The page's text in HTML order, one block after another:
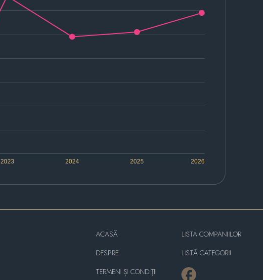
2023 2024 2025 2026
ACASĂ
DESPRE
TERMENI ȘI CONDIȚII
LISTA COMPANIILOR
LISTĂ CATEGORII